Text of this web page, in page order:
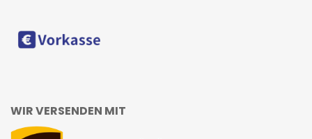
WIR VERSENDEN MIT